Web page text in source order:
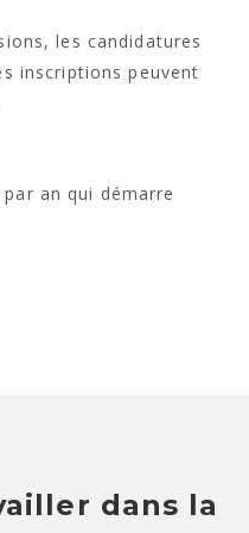
les candidatures
inscriptions peuvent
an qui démarre
dans la